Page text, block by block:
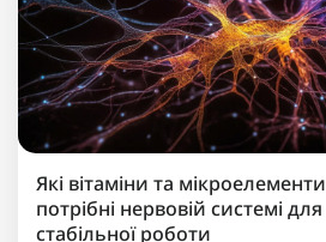
Які вітаміни та мікроелементи
потрібні нервовій системі для
стабільної роботи